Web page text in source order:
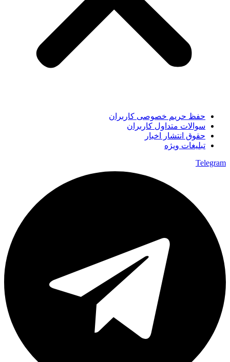
حفظ حریم خصوصی کاربران
سوالات متداول کاربران
حقوق انتشار اخبار
تبلیغات ویژه
Telegram